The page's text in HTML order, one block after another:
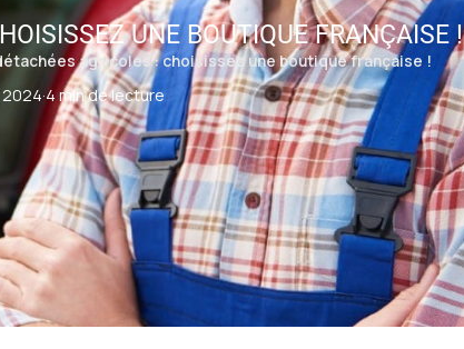
UNE BOUTIQUE FRANÇAISE !
agricoles : choisissez une boutique française !
2024·4 min de lecture